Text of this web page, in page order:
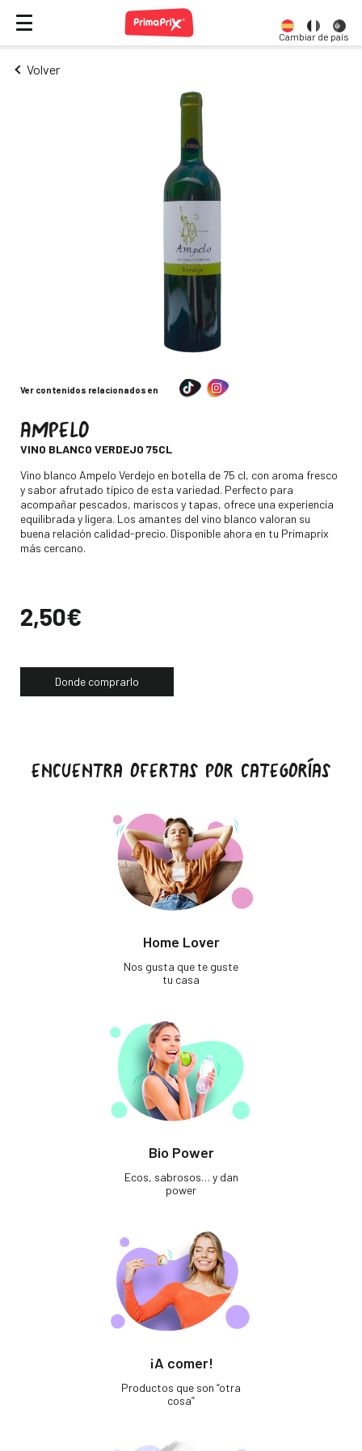
Cambiar de país
Volver
Ver contenidos relacionados en
AMPELO
VINO BLANCO VERDEJO 75CL
Descripción
Vino blanco Ampelo Verdejo en botella de 75 cl, con aroma fresco
y sabor afrutado típico de esta variedad. Perfecto para
acompañar pescados, mariscos y tapas, ofrece una experiencia
equilibrada y ligera. Los amantes del vino blanco valoran su
buena relación calidad-precio. Disponible ahora en tu Primaprix
más cercano.
Precio
2,50€
Donde comprarlo
ENCUENTRA OFERTAS POR CATEGORÍAS
Home Lover
Nos gusta que te guste
tu casa
Bio Power
Ecos, sabrosos… y dan
power
¡A comer!
Productos que son “otra
cosa”